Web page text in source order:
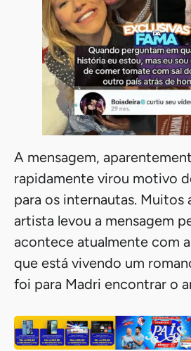
A mensagem,
rapidamente virou motivo
para os internautas. Muitos
artista levou a mensagem
acontece atualmente com
que está vivendo um
foi para Madri encontrar o